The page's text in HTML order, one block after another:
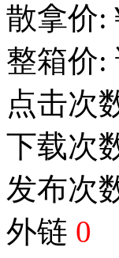
散拿价:
整箱价:
点击次
下载次
发布次
外链 0